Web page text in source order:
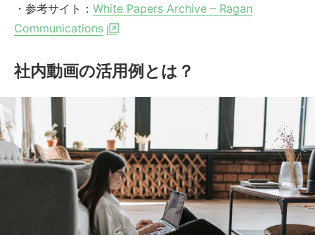
・参考サイト： White Papers Archive – Ragan
Communications
社内動画の活用例とは？